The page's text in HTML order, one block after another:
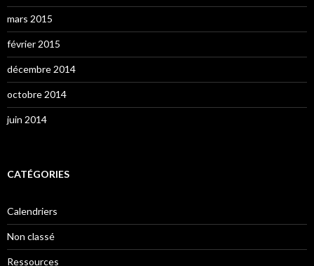
mars 2015
février 2015
décembre 2014
octobre 2014
juin 2014
CATÉGORIES
Calendriers
Non classé
Ressources